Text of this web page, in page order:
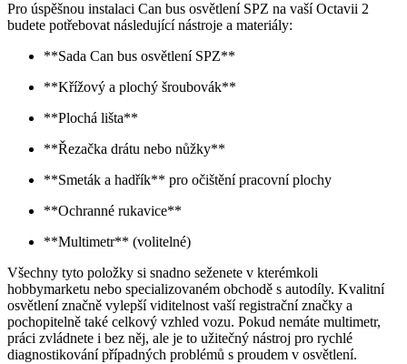
Pro úspěšnou instalaci Can bus osvětlení SPZ na vaší Octavii 2
budete potřebovat následující nástroje a materiály:
**Sada Can bus osvětlení SPZ**
**Křížový a plochý šroubovák**
**Plochá lišta**
**Řezačka drátu nebo nůžky**
**Smeták a hadřík** pro očištění pracovní plochy
**Ochranné rukavice**
**Multimetr** (volitelné)
Všechny tyto položky si snadno seženete v kterémkoli
hobbymarketu nebo specializovaném obchodě s autodíly. Kvalitní
osvětlení značně vylepší viditelnost vaší registrační značky a
pochopitelně také celkový vzhled vozu. Pokud nemáte multimetr,
práci zvládnete i bez něj, ale je to užitečný nástroj pro rychlé
diagnostikování případných problémů s proudem v osvětlení.